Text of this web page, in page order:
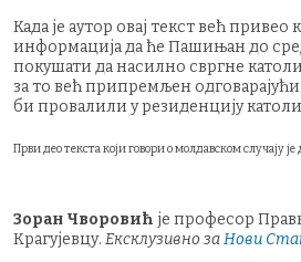
Када је аутор овај текст већ привео
информација да ће Пашињан до
покушати да насилно свргне
за то већ припремљен одговарајући
би провалили у резиденцију
Први део текста који говори о молдавском случају
Зоран Чворовић је професор
Крагујевцу. Ексклузивно заНови